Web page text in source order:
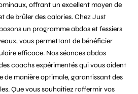
offrant un excellent moyen de
de brûler des calories. Chez Just
un programme abdos et fessiers
vous permettant de bénéficier
efficace. Nos séances abdos
coachs expérimentés qui vous aident
de manière optimale, garantissant des
Que vous souhaitiez raffermir vos